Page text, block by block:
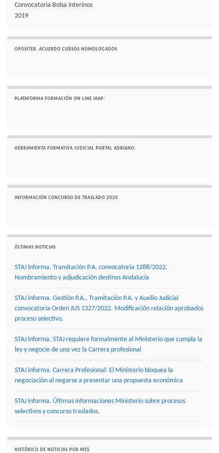
Convocatoria Bolsa interinos
2019
OPOSITER. ACUERDO CURSOS HOMOLOGADOS
PLATAFORMA FORMACIÓN ON LINE IAAP:
HERRAMIENTA FORMATIVA JUDICIAL PORTAL ADRIANO:
INFORMACIÓN CONCURSO DE TRASLADO 2020
ÚLTIMAS NOTICIAS
STAJ informa. Tramitación P.A. convocatoria 1288/2022.
Nombramiento y adjudicación destinos Andalucía
STAJ informa. Gestión P.A., Tramitación P.A. y Auxilio Judicial
convocatoria Orden JUS 1327/2022. Modificación relación aprobados
proceso selectivo.
STAJ informa. STAJ requiere formalmente al Ministerio que cumpla la
ley y negocie de una vez la Carrera profesional
STAJ informa. Carrera Profesional: El Ministerio bloquea la
negociación al negarse a presentar una propuesta económica
STAJ informa. Últimas informaciones Ministerio sobre procesos
selectivos y concurso traslados.
HISTÓRICO DE NOTICIAS POR MES